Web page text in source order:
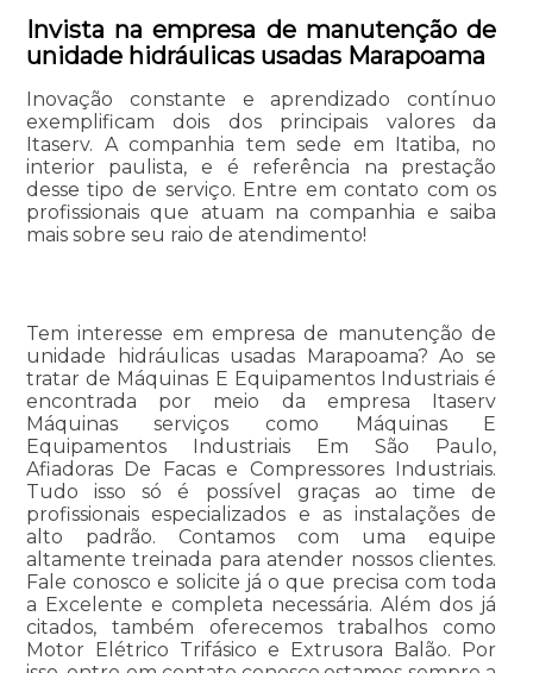
Invista na empresa de manutenção de
unidade hidráulicas usadas Marapoama
Inovação constante e aprendizado contínuo
exemplificam dois dos principais valores da
Itaserv. A companhia tem sede em Itatiba, no
interior paulista, e é referência na prestação
desse tipo de serviço. Entre em contato com os
profissionais que atuam na companhia e saiba
mais sobre seu raio de atendimento!
Tem interesse em empresa de manutenção de
unidade hidráulicas usadas Marapoama? Ao se
tratar de Máquinas E Equipamentos Industriais é
encontrada por meio da empresa Itaserv
Máquinas serviços como Máquinas E
Equipamentos Industriais Em São Paulo,
Afiadoras De Facas e Compressores Industriais.
Tudo isso só é possível graças ao time de
profissionais especializados e as instalações de
alto padrão. Contamos com uma equipe
altamente treinada para atender nossos clientes.
Fale conosco e solicite já o que precisa com toda
a Excelente e completa necessária. Além dos já
citados, também oferecemos trabalhos como
Motor Elétrico Trifásico e Extrusora Balão. Por